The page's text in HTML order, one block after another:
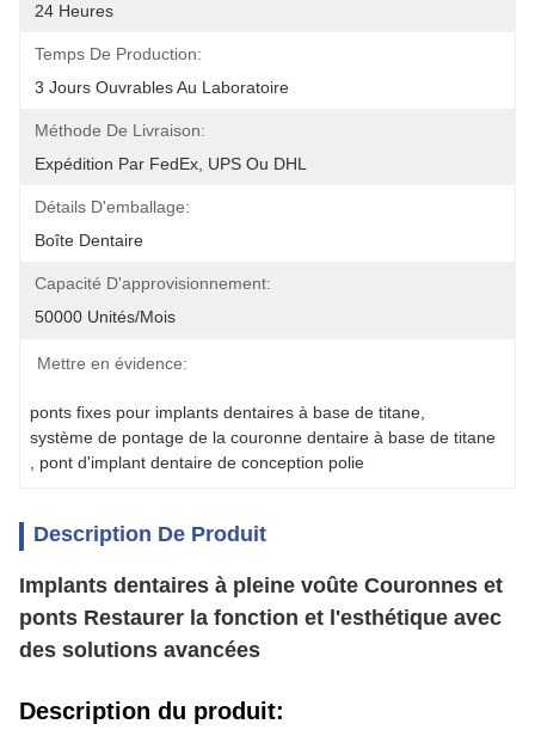
24 Heures
Temps De Production:
3 Jours Ouvrables Au Laboratoire
Méthode De Livraison:
Expédition Par FedEx, UPS Ou DHL
Détails D'emballage:
Boîte Dentaire
Capacité D'approvisionnement:
50000 Unités/mois
Mettre en évidence:
ponts fixes pour implants dentaires à base de titane
système de pontage de la couronne dentaire à base de titane
pont d'implant dentaire de conception polie
Description De Produit
Implants dentaires à pleine voûte Couronnes et
ponts Restaurer la fonction et l'esthétique avec
des solutions avancées
Description du produit: